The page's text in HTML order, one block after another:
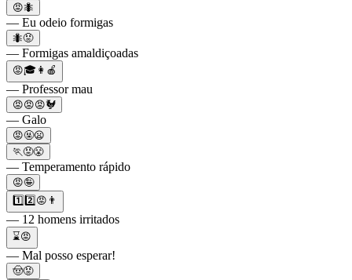
😡🐜
— Eu odeio formigas
🐜😡
— Formigas amaldiçoadas
😡🎓👩🍎
— Professor mau
😡😡😡🐓
— Galo
😡🤬😦
🏃😡😤
— Temperamento rápido
😡🤪
1️⃣2️⃣😡👨
— 12 homens irritados
⌛😡
— Mal posso esperar!
🤠😡